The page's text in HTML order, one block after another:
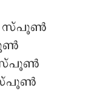
സ്പൂൺ
സ്പൂൺ
സ്പൂൺ